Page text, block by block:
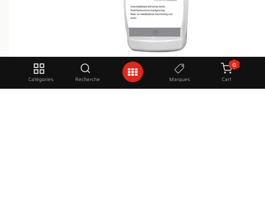
Catégories Recherche Marques
0
Cart